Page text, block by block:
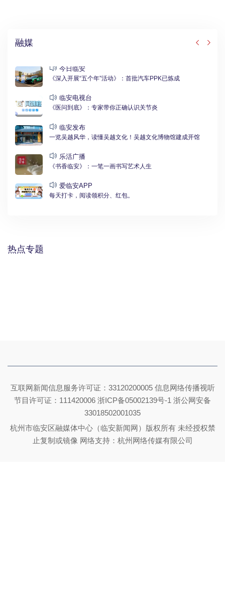
融媒
今日临安
《深入开展“五个年”活动》：首批汽车PPK已炼成
临安电视台
《医问到底》：专家带你正确认识关节炎
临安发布
一览吴越风华，读懂吴越文化！吴越文化博物馆建成开馆
乐活广播
《书香临安》：一笔一画书写艺术人生
爱临安APP
每天打卡，阅读领积分、红包。
热点专题
互联网新闻信息服务许可证：33120200005 信息网络传播视听
节目许可证：111420006 浙ICP备05002139号-1 浙公网安备
33018502001035
杭州市临安区融媒体中心（临安新闻网）版权所有 未经授权禁
止复制或镜像 网络支持：杭州网络传媒有限公司